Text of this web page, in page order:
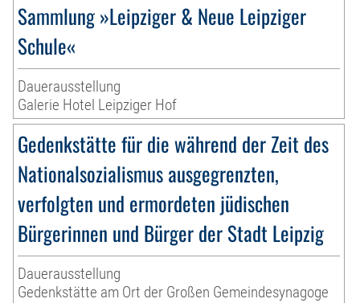
Sammlung »Leipziger & Neue Leipziger
Schule«
Dauerausstellung
Galerie Hotel Leipziger Hof
Gedenkstätte für die während der Zeit des
Nationalsozialismus ausgegrenzten,
verfolgten und ermordeten jüdischen
Bürgerinnen und Bürger der Stadt Leipzig
Dauerausstellung
Gedenkstätte am Ort der Großen Gemeindesynagoge